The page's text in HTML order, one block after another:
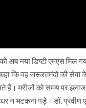
नया डिप्टी एमएस मिल गया
कि वह जरूरतमंदों की
हैं। मरीजों को समय पर
न भटकना पड़े। डॉ. प्रवीण